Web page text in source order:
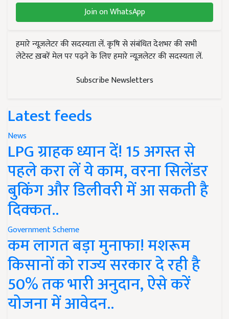
Join on WhatsApp
हमारे न्यूज़लेटर की सदस्यता लें. कृषि से संबंधित देशभर की सभी
लेटेस्ट ख़बरें मेल पर पढ़ने के लिए हमारे न्यूज़लेटर की सदस्यता लें.
Subscribe Newsletters
Latest feeds
News
LPG ग्राहक ध्यान दें! 15 अगस्त से
पहले करा लें ये काम, वरना सिलेंडर
बुकिंग और डिलीवरी में आ सकती है
दिक्कत..
Government Scheme
कम लागत बड़ा मुनाफा! मशरूम
किसानों को राज्य सरकार दे रही है
50% तक भारी अनुदान, ऐसे करें
योजना में आवेदन..